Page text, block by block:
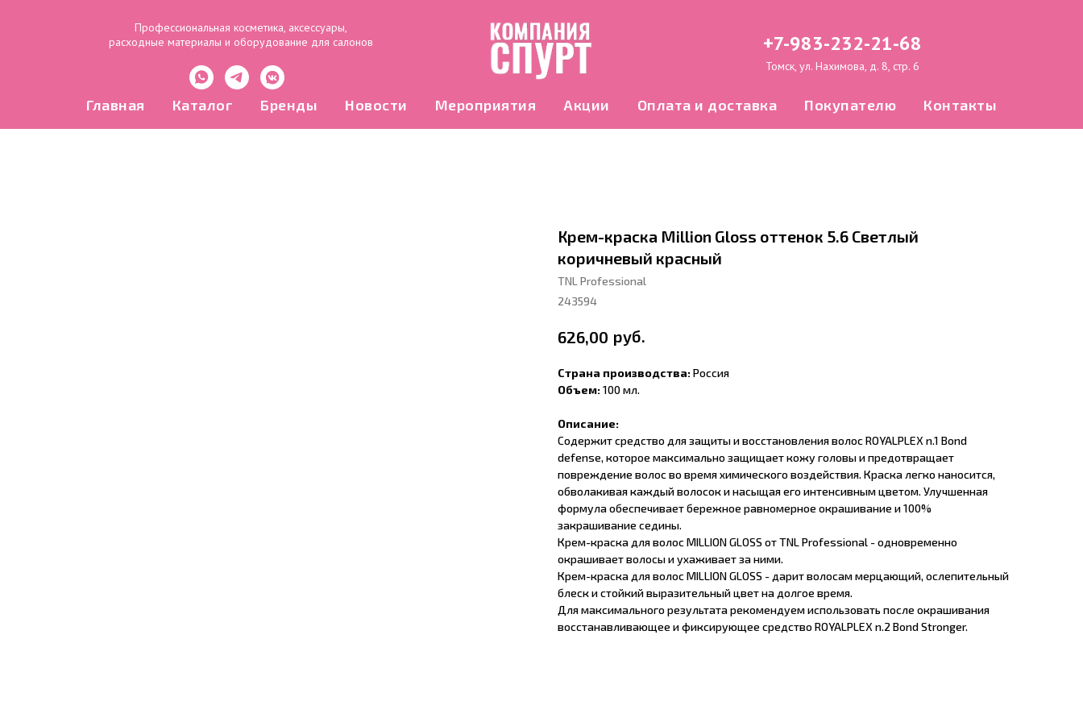
Профессиональная косметика, аксессуары,
расходные материалы и оборудование для салонов
+7-983-232-21-68
Томск, ул. Нахимова, д. 8, стр. 6
Главная Каталог Бренды Новости Мероприятия Акции Оплата и доставка Покупателю Контакты
Крем-краска Million Gloss оттенок 5.6 Светлый
коричневый красный
TNL Professional
243594
626,00 руб.
Страна производства:Россия
Объем:100 мл.
Описание:
Содержит средство для защиты и восстановления волос ROYALPLEX n.1 Bond
defense, которое максимально защищает кожу головы и предотвращает
повреждение волос во время химического воздействия. Краска легко наносится,
обволакивая каждый волосок и насыщая его интенсивным цветом. Улучшенная
формула обеспечивает бережное равномерное окрашивание и 100%
закрашивание седины.
Крем-краска для волос MILLION GLOSS от TNL Professional - одновременно
окрашивает волосы и ухаживает за ними.
Крем-краска для волос MILLION GLOSS - дарит волосам мерцающий, ослепительный
блеск и стойкий выразительный цвет на долгое время.
Для максимального результата рекомендуем использовать после окрашивания
восстанавливающее и фиксирующее средство ROYALPLEX n.2 Bond Stronger.